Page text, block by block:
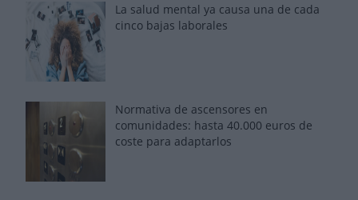
La salud mental ya causa una de cada
cinco bajas laborales
Normativa de ascensores en
comunidades: hasta 40.000 euros de
coste para adaptarlos